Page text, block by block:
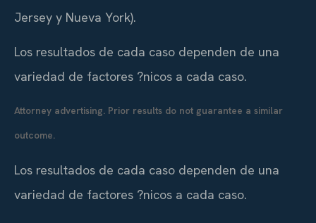
Jersey y Nueva York).
Los resultados de cada caso dependen de una
variedad de factores ?nicos a cada caso.
Attorney advertising. Prior results do not guarantee a similar
outcome.
Los resultados de cada caso dependen de una
variedad de factores ?nicos a cada caso.